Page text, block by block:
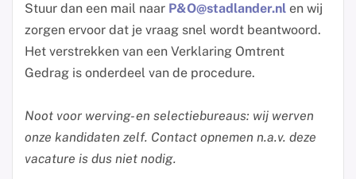
Stuur dan een mail naar P&O@stadlander.nl en wij
zorgen ervoor dat je vraag snel wordt beantwoord.
Het verstrekken van een Verklaring Omtrent
Gedrag is onderdeel van de procedure.
Noot voor werving- en selectiebureaus: wij werven
onze kandidaten zelf. Contact opnemen n.a.v. deze
vacature is dus niet nodig.